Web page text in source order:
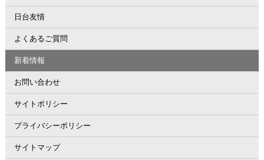
日台友情
よくあるご質問
新着情報
お問い合わせ
サイトポリシー
プライバシーポリシー
サイトマップ